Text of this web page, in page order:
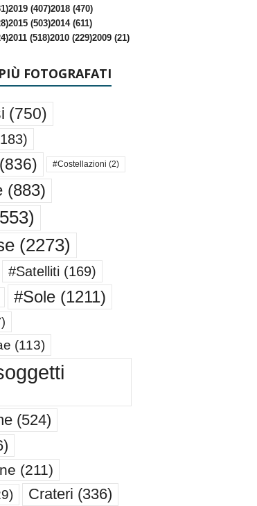
2019 (407)2018 (470)
2015 (503)2014 (611)
2011 (518)2010 (229)2009 (21)
FOTOGRAFATI
(750)
(836) #Costellazioni (2)
(883)
(2273)
#Satelliti (169)
#Sole(1211)
(113)
(524)
(211)
Crateri (336)